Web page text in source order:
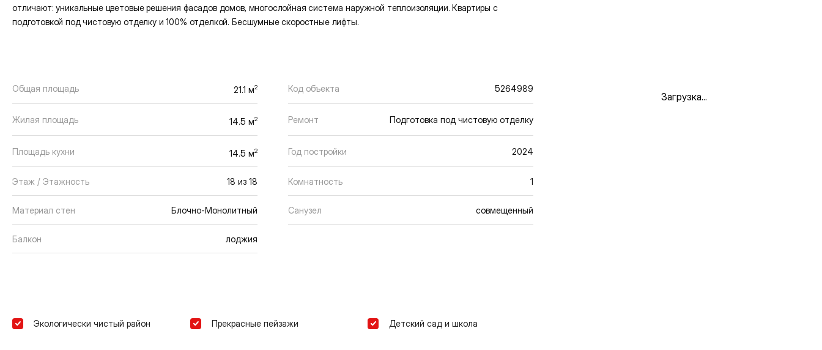
отличают: уникальные цветовые решения фасадов домов, многослойная система наружной теплоизоляции. Квартиры с
подготовкой под чистовую отделку и 100% отделкой. Бесшумные скоростные лифты.
Общая площадь 21.1 м2 Код объекта 5264989
Жилая площадь 14.5 м2 Ремонт Подготовка под чистовую отделку
Площадь кухни 14.5 м2 Год постройки 2024
Этаж / Этажность 18 из 18 Комнатность 1
Материал стен Блочно-Монолитный Санузел совмещенный
Балкон лоджия
Экологически чистый район Прекрасные пейзажи Детский сад и школа